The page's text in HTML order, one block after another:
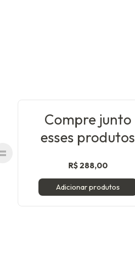
Compre junto
esses produtos
R$ 288,00
Adicionar produtos